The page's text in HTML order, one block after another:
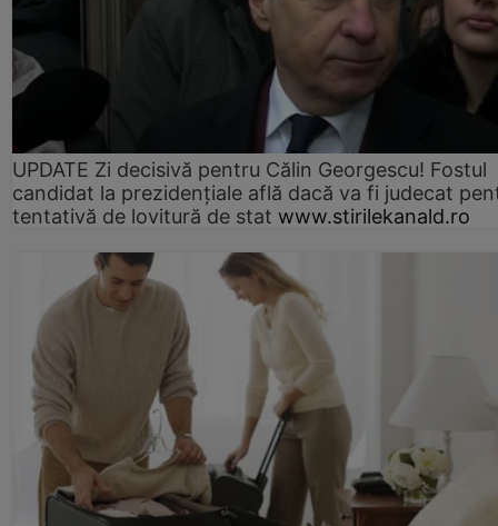
UPDATE Zi decisivă pentru Călin Georgescu! Fostul
candidat la prezidențiale află dacă va fi judecat
tentativă de lovitură de stat www.stirilekanald.ro